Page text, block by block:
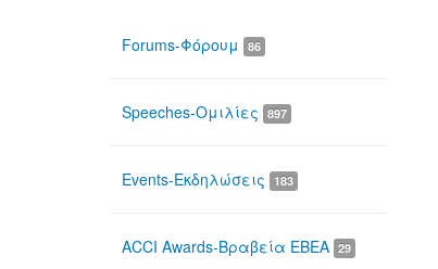
Forums-Φόρουμ 86
Speeches-Ομιλίες 897
Events-Εκδηλώσεις 183
ACCI Awards-Βραβεία ΕΒΕΑ 29